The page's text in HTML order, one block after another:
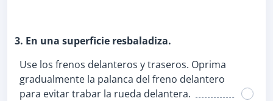
3. En una superficie resbaladiza.
Use los frenos delanteros y traseros. Oprima
gradualmente la palanca del freno delantero
para evitar trabar la rueda delantera.